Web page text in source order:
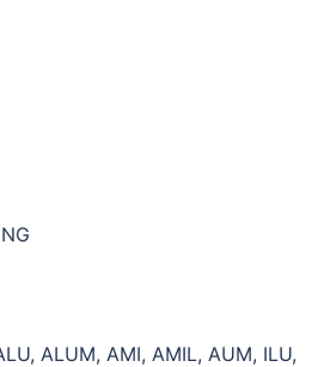
ALUM, AMI, AMIL, AUM, ILU,